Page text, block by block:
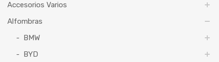
Accesorios Varios
Alfombras
BMW
BYD